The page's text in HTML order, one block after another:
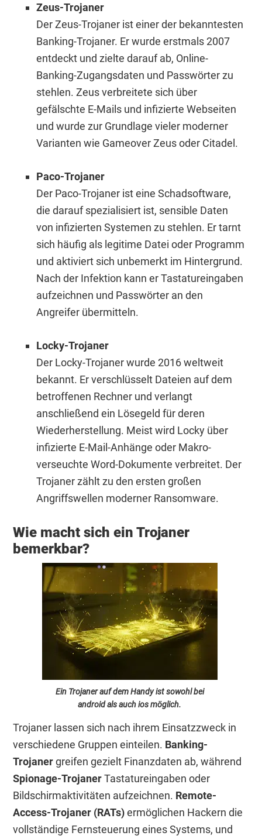
Zeus-Trojaner
Der Zeus-Trojaner ist einer der bekanntesten
Banking-Trojaner. Er wurde erstmals 2007
entdeckt und zielte darauf ab, Online-
Banking-Zugangsdaten und Passwörter zu
stehlen. Zeus verbreitete sich über
gefälschte E-Mails und infizierte Webseiten
und wurde zur Grundlage vieler moderner
Varianten wie Gameover Zeus oder Citadel.
Paco-Trojaner
Der Paco-Trojaner ist eine Schadsoftware,
die darauf spezialisiert ist, sensible Daten
von infizierten Systemen zu stehlen. Er tarnt
sich häufig als legitime Datei oder Programm
und aktiviert sich unbemerkt im Hintergrund.
Nach der Infektion kann er Tastatureingaben
aufzeichnen und Passwörter an den
Angreifer übermitteln.
Locky-Trojaner
Der Locky-Trojaner wurde 2016 weltweit
bekannt. Er verschlüsselt Dateien auf dem
betroffenen Rechner und verlangt
anschließend ein Lösegeld für deren
Wiederherstellung. Meist wird Locky über
infizierte E-Mail-Anhänge oder Makro-
verseuchte Word-Dokumente verbreitet. Der
Trojaner zählt zu den ersten großen
Angriffswellen moderner Ransomware.
Wie macht sich ein Trojaner
bemerkbar?
Ein Trojaner auf dem Handy ist sowohl bei
android als auch ios möglich.
Trojaner lassen sich nach ihrem Einsatzzweck in
verschiedene Gruppen einteilen. Banking-
Trojanergreifen gezielt Finanzdaten ab, während
Spionage-TrojanerTastatureingaben oder
Bildschirmaktivitäten aufzeichnen. Remote-
Access-Trojaner (RATs)ermöglichen Hackern die
vollständige Fernsteuerung eines Systems, und